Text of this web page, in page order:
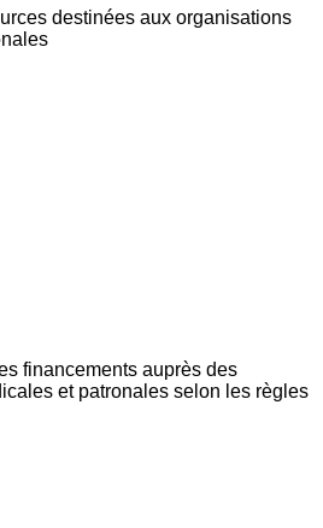
destinées aux organisations
financements auprès des
et patronales selon les règles